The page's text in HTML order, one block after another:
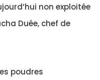
non exploitée
Duée, chef de
poudres